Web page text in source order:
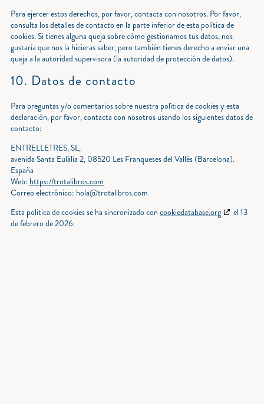
Para ejercer estos derechos, por favor, contacta con nosotros. Por favor,
consulta los detalles de contacto en la parte inferior de esta política de
cookies. Si tienes alguna queja sobre cómo gestionamos tus datos, nos
gustaría que nos la hicieras saber, pero también tienes derecho a enviar una
queja a la autoridad supervisora (la autoridad de protección de datos).
10. Datos de contacto
Para preguntas y/o comentarios sobre nuestra política de cookies y esta
declaración, por favor, contacta con nosotros usando los siguientes datos de
contacto:
ENTRELLETRES, SL,
avenida Santa Eulàlia 2, 08520 Les Franqueses del Vallès (Barcelona).
España
Web: https://trotalibros.com
Correo electrónico: hola@trotalibros.com
Esta política de cookies se ha sincronizado con cookiedatabase.org
el 13
de febrero de 2026.